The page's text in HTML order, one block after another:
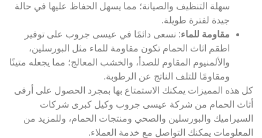
سهلة التنظيف والصيانة؛ مما يسهل الحفاظ عليها في حالة
جيدة لفترة طويلة.
مقاومة للماء: نسعى دائمًا في عيسى جروب على توفير
اطقم اثاث الحمام تكون مقاومة للماء مثل البورسلين،
والألمنيوم المقاوم للصدأ، والخشب المعالج؛ مما يجعله متينًا
ومقاومًا للتلف الناتج عن الرطوبة.
كل هذه المميزات يمكنك الاستمتاع بها بمجرد الحصول على أرقى
أثاث الحمام من شركة عيسى جروب وكيل كبرى شركات
السيراميك والبورسلين والصحي ومنتجات الحمام، وللمزيد من
المعلومات يمكنك التواصل مع خدمة العملاء.